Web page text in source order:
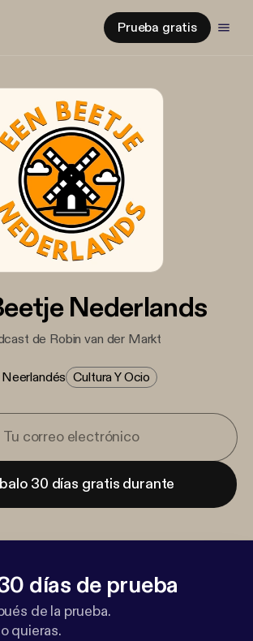
Prueba gratis
Nederlands
de Robin van der Markt
Neerlandés Cultura Y Ocio
30 días gratis durante
días de prueba
de la prueba.
quieras.